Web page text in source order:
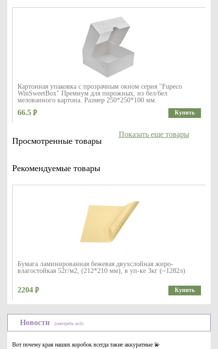
Картонная упаковка с прозрачным окном серия "Fupeco
WinSweetBox" Премиум для пирожных, из бел/бел
мелованного картона. Размер 250*250*100 мм.
66.5 Купить
Просмотренные товары
Рекомендуемые товары
Бумага ламинированная бежевая двухслойная жиро-
влагостойкая 52г/м2, (212*210 мм), в уп-ке 3кг (~1282л)
2204 Купить
Показать еще товары
Новости (смотреть всё)
Вот почему края наших коробок всегда такие аккуратные 💫